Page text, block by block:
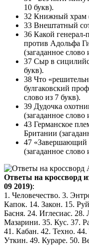
10 букв).
32 Книжный храм
33 Внештатный
36 Какой генерал-
против Адольфа
(загаданное слово
37 Сыр в
букв).
38 Что
булгаковский
слово из 7 букв).
39 Дудочка
(загаданное слово
43 Германское
Британии
47 «Завершающий
(загаданное слово
Ответы на кроссворд
09 2019):
1. Человечество. 3.
Капок. 14. Закон. 15.
Басня. 24. Иглесиас. 28.
Мазарини. 35. Кус. 37.
41. Кабан. 42. Техно.
Уткин. 49. Кураре. 50.